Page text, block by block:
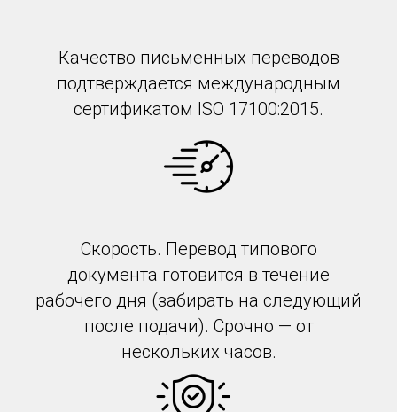
Качество письменных переводов
подтверждается международным
сертификатом ISO 17100:2015.
Скорость. Перевод типового
документа готовится в течение
рабочего дня (забирать на следующий
после подачи). Срочно — от
нескольких часов.